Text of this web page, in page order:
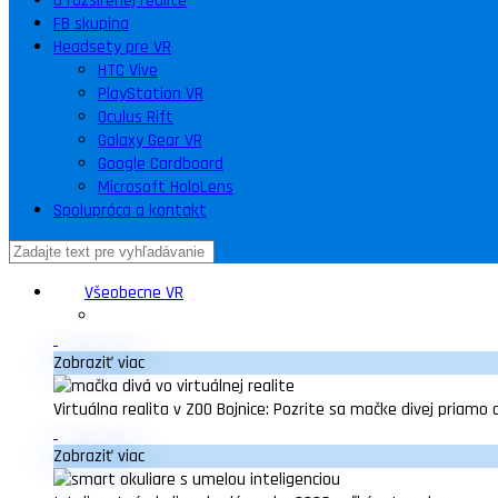
FB skupina
Headsety pre VR
HTC Vive
PlayStation VR
Oculus Rift
Galaxy Gear VR
Google Cardboard
Microsoft HoloLens
Spolupráca a kontakt
Všeobecne VR
Zobraziť viac
Virtuálna realita v ZOO Bojnice: Pozrite sa mačke divej priamo
Zobraziť viac